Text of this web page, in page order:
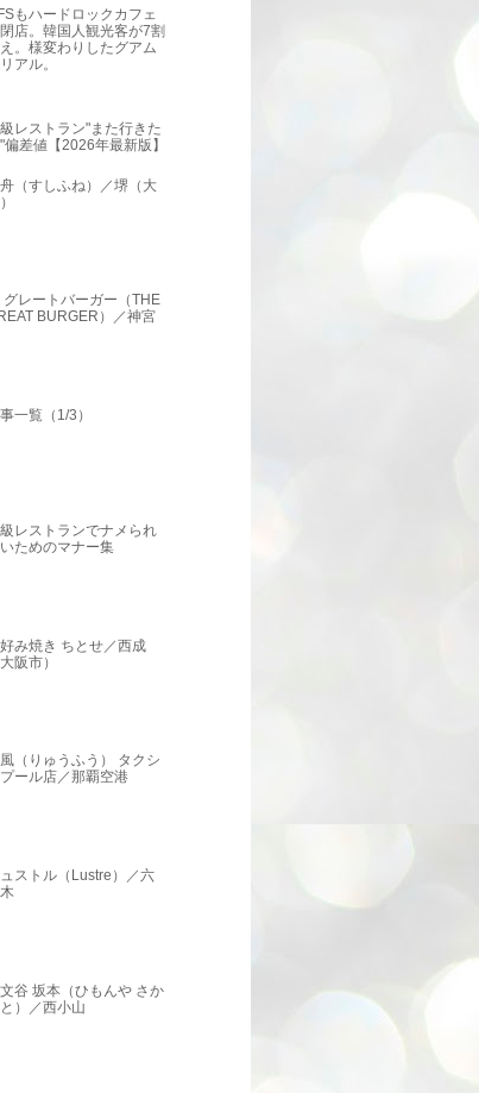
もハードロックカフェ
店。韓国人観光客が7割
。様変わりしたグアム
アル。
レストラン"また行きた
偏差値【2026年最新版】
（すしふね）／堺（大
グレートバーガー（THE
BURGER）／神宮
一覧（1/3）
レストランでナメられ
ためのマナー集
み焼き ちとせ／西成
大阪市）
（りゅうふう） タクシ
ール店／那覇空港
ュストル（Lustre）／六
谷 坂本（ひもんや さか
）／西小山